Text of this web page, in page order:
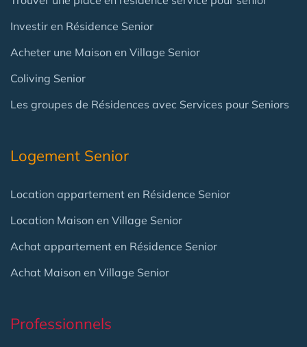
Investir en Résidence Senior
Acheter une Maison en Village Senior
Coliving Senior
Les groupes de Résidences avec Services pour Seniors
Logement Senior
Location appartement en Résidence Senior
Location Maison en Village Senior
Achat appartement en Résidence Senior
Achat Maison en Village Senior
Professionnels